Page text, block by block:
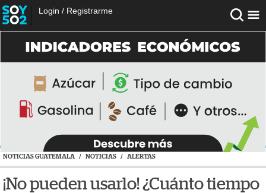
Login / Registrarme
NOTICIAS GUATEMALA / NOTICIAS / ALERTAS
¡No pueden usarlo! ¿Cuánto tiempo